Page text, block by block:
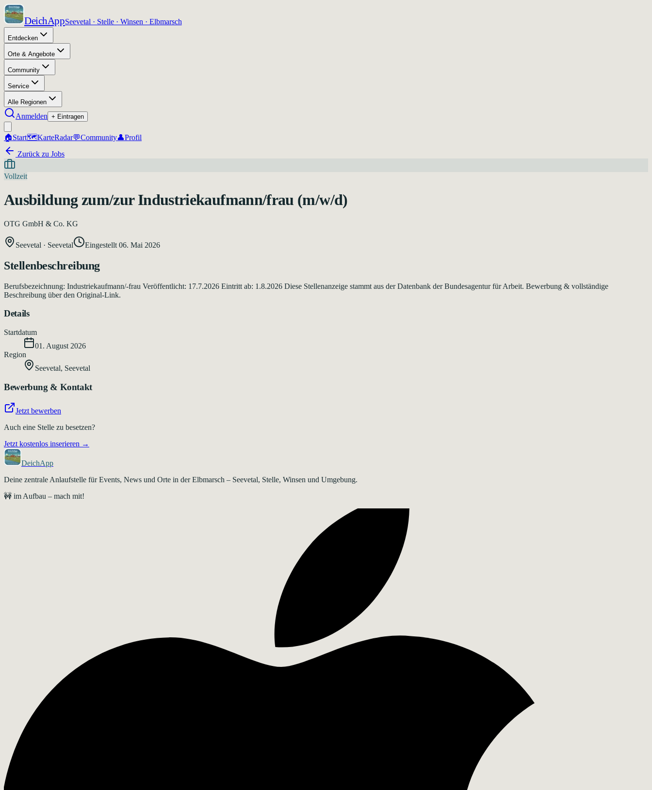
DeichAppSeevetal · Stelle · Winsen · Elbmarsch
Entdecken
Orte & Angebote
Community
Service
Alle Regionen
Anmelden + Eintragen
🏠Start🗺️KarteRadar💬Community👤Profil
Zurück zu Jobs
Vollzeit
Ausbildung zum/zur Industriekaufmann/frau (m/w/d)
OTG GmbH & Co. KG
Seevetal · Seevetal Eingestellt 06. Mai 2026
Stellenbeschreibung
Berufsbezeichnung: Industriekaufmann/-frau Veröffentlicht: 17.7.2026 Eintritt ab: 1.8.2026 Diese Stellenanzeige stammt aus der Datenbank der Bundesagentur für Arbeit. Bewerbung & vollständige
Beschreibung über den Original-Link.
Details
Startdatum
01. August 2026
Region
Seevetal, Seevetal
Bewerbung & Kontakt
Jetzt bewerben
Auch eine Stelle zu besetzen?
Jetzt kostenlos inserieren →
DeichApp
Deine zentrale Anlaufstelle für Events, News und Orte in der Elbmarsch – Seevetal, Stelle, Winsen und Umgebung.
🚧 im Aufbau – mach mit!